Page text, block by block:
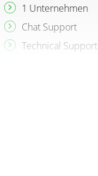
1 Unternehmen
Chat Support
Technical Support